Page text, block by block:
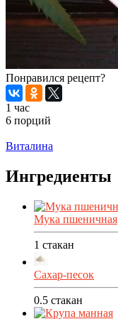
Понравился рецепт?
1 час
6 порций
Виталина
Ингредиенты
Мука пшеничная
1 стакан
Сахар-песок
0.5 стакан